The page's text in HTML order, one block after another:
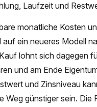
Laufzeit und
monatliche Kosten
ein neueres Modell
lohnt sich dagegen
und am Ende
und Zinsniveau
Weg günstiger sein. Die